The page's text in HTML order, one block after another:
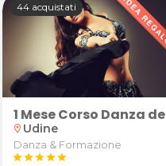
laser diodo
44 acquistati
1 Mese Corso Danza
location_on Udine
Danza & Formazione
starstarstarstarstar